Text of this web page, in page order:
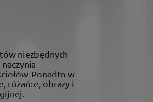
niezbędnych
Ponadto w
różańce, obrazy i